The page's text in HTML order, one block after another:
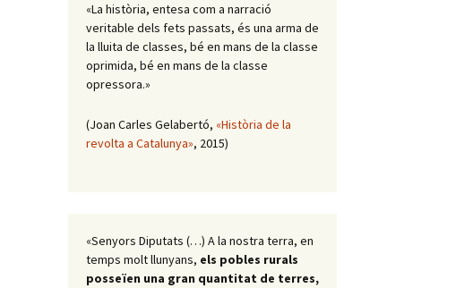
«La història, entesa com a narració
veritable dels fets passats, és una arma de
la lluita de classes, bé en mans de la classe
oprimida, bé en mans de la classe
opressora.»
(Joan Carles Gelabertó, «Història de la
revolta a Catalunya», 2015)
«Senyors Diputats (…) A la nostra terra, en
temps molt llunyans, els pobles rurals
posseïen una gran quantitat de terres,